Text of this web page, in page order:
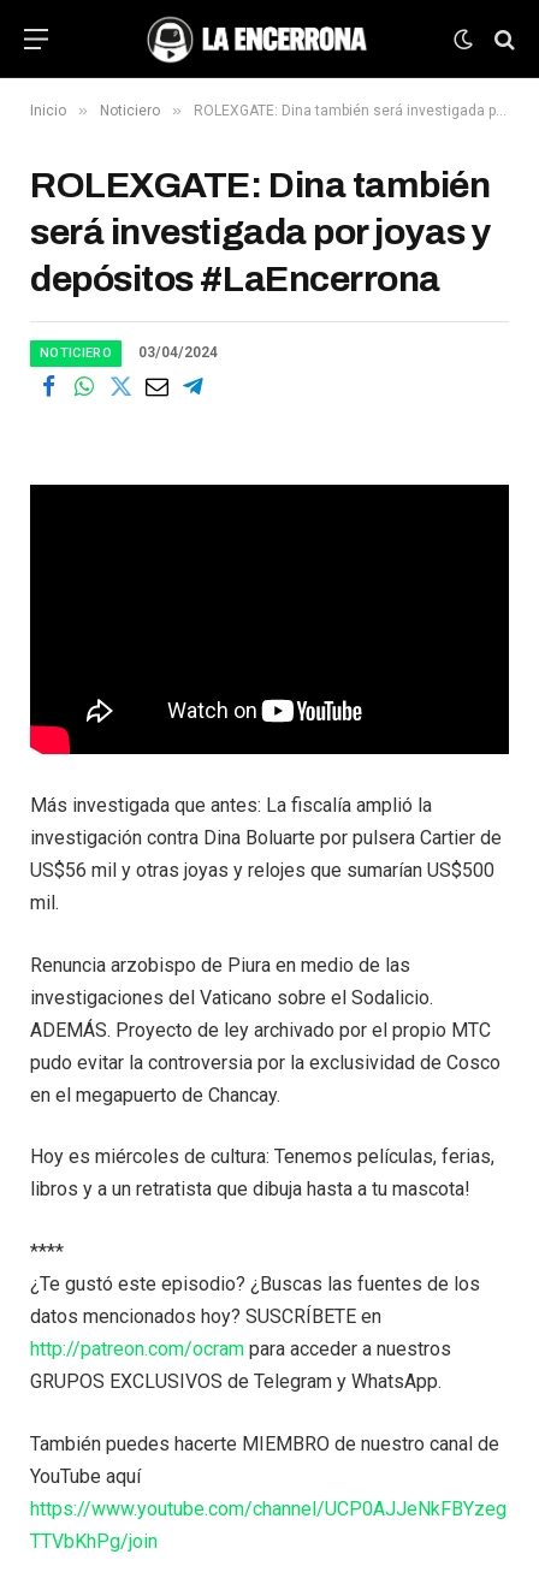
Inicio » Noticiero » ROLEXGATE: Dina también será investigada por joyas y depósitos #LaEncerrona
ROLEXGATE: Dina también
será investigada por joyas y
depósitos #LaEncerrona
NOTICIERO 03/04/2024
Más investigada que antes: La fiscalía amplió la
investigación contra Dina Boluarte por pulsera Cartier de
US$56 mil y otras joyas y relojes que sumarían US$500
mil.
Renuncia arzobispo de Piura en medio de las
investigaciones del Vaticano sobre el Sodalicio.
ADEMÁS. Proyecto de ley archivado por el propio MTC
pudo evitar la controversia por la exclusividad de Cosco
en el megapuerto de Chancay.
Hoy es miércoles de cultura: Tenemos películas, ferias,
libros y a un retratista que dibuja hasta a tu mascota!
****
¿Te gustó este episodio? ¿Buscas las fuentes de los
datos mencionados hoy? SUSCRÍBETE en
http://patreon.com/ocram para acceder a nuestros
GRUPOS EXCLUSIVOS de Telegram y WhatsApp.
También puedes hacerte MIEMBRO de nuestro canal de
YouTube aquí
https://www.youtube.com/channel/UCP0AJJeNkFBYzeg
TTVbKhPg/join